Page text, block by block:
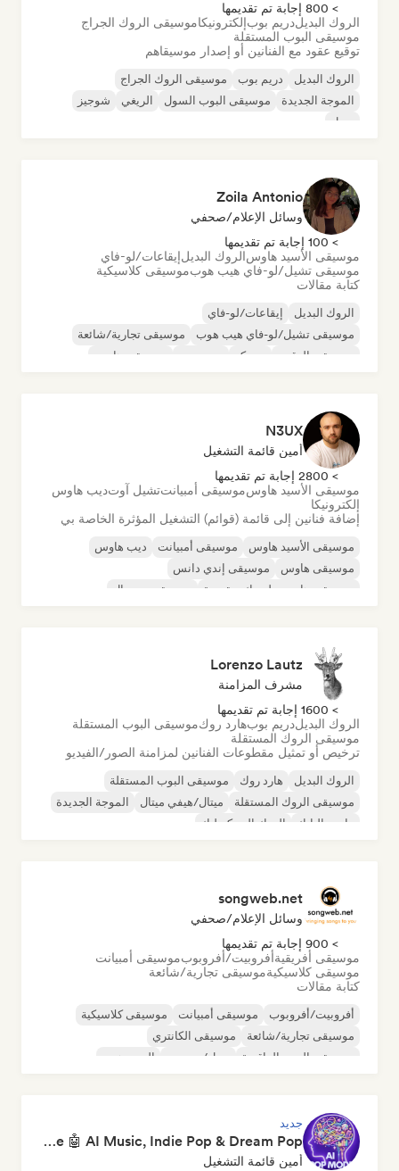
> 800 إجابة تم تقديمها
الروك البديلدريم بوبإلكترونيكاموسيقى الروك الجراج
موسيقى البوب المستقلة
توقيع عقود مع الفنانين أو إصدار موسيقاهم
الروك البديل دريم بوب
موسيقى الروك الجراج
الموجة الجديدة
موسيقى البوب السول الريغي
شوجيز
سول
Zoila Antonio
وسائل الإعلام/صحفي
> 100 إجابة تم تقديمها
موسيقى الأسيد هاوسالروك البديلإيقاعات/لو-فاي
موسيقى تشيل/لو-فاي هيب هوبموسيقى كلاسيكية
كتابة مقالات
الروك البديل
إيقاعات/لو-فاي
موسيقى تشيل/لو-فاي هيب هوب
موسيقى تجارية/شائعة
موسيقى الرقص
ديسكو موسيقى هاوس
N3UX
أمين قائمة التشغيل
> 2800 إجابة تم تقديمها
موسيقى الأسيد هاوسموسيقى أمبيانتتشيل آوتديب هاوس
إلكترونيكا
إضافة فنانين إلى قائمة (قوائم) التشغيل المؤثرة الخاصة بي
موسيقى الأسيد هاوس موسيقى أمبيانت
ديب هاوس
موسيقى هاوس
موسيقى إندي دانس
موسيقى هاوس ملوديك وتقدمية
موسيقى مينيمال
Lorenzo Lautz
مشرف المزامنة
> 1600 إجابة تم تقديمها
الروك البديلدريم بوبهارد روكموسيقى البوب المستقلة
موسيقى الروك المستقلة
ترخيص أو تمثيل مقطوعات الفنانين لمزامنة الصور/الفيديو
الروك البديل هارد روك
موسيقى البوب المستقلة
موسيقى الروك المستقلة
ميتال/هيفي ميتال
الموجة الجديدة
ما بعد البانك
الروك السيكديليك
songweb.net
وسائل الإعلام/صحفي
> 900 إجابة تم تقديمها
موسيقى أفريقيةأفروبيت/أفروبوبموسيقى أمبيانت
موسيقى كلاسيكيةموسيقى تجارية/شائعة
كتابة مقالات
أفروبيت/أفروبوب موسيقى أمبيانت
موسيقى كلاسيكية
موسيقى تجارية/شائعة
موسيقى الكانتري
موسيقى البوب الراقصة
دريل/جيرسي الهيب هوب
جديد
Pop Machine Mode 🤖 AI Music, Indie Pop & Dream Pop
أمين قائمة التشغيل